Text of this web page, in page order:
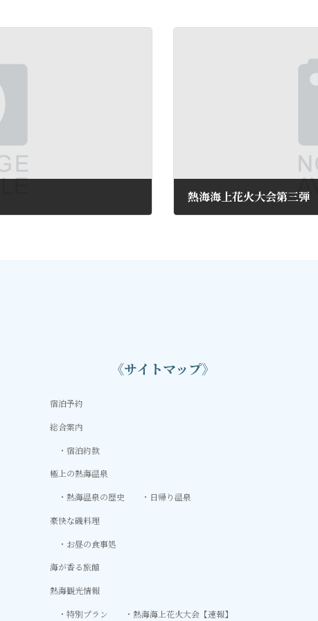
熱海海上花火大会第三弾
《サイトマップ》
宿泊予約
総合案内
宿泊約款
極上の熱海温泉
熱海温泉の歴史
日帰り温泉
豪快な磯料理
お昼の食事処
海が香る旅館
熱海観光情報
特別プラン
熱海海上花火大会【速報】